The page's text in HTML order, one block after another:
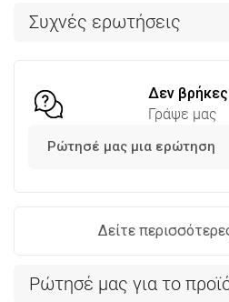
Συχνές ερωτήσεις
Δεν
Γράψε μας
Ρώτησέ μας μια ερώτηση
Δείτε
Ρώτησέ μας για το